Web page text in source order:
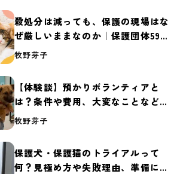
殺処分は減っても、保護の現場はな
ぜ厳しいままなのか｜保護団体59団
体の実態調査【保護犬・保護猫白書
牧野芽子
【体験談】預かりボランティアと
は？条件や費用、大変なことなど紹
介
牧野芽子
保護犬・保護猫のトライアルって
何？見極め方や失敗理由、準備に必